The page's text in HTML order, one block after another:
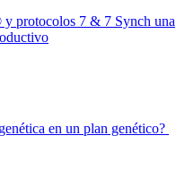
protocolos 7 & 7 Synch una
en un plan genético?